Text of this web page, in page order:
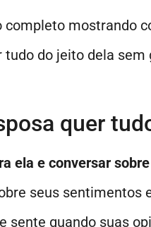
mostrando
do jeito dela sem
quer
ela e conversar
seus sentimentos
quando suas